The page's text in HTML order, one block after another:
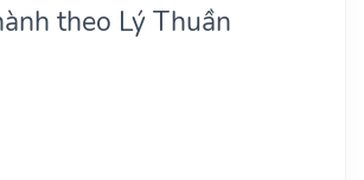
theo Lý Thuần